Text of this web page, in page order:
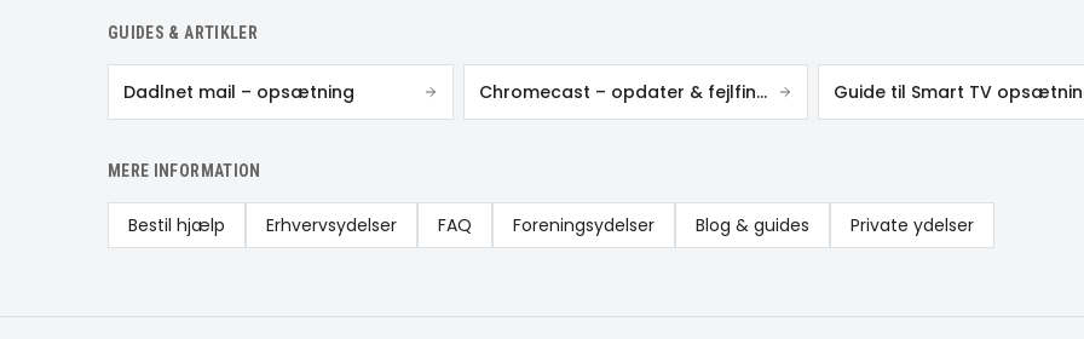
GUIDES & ARTIKLER
Dadlnet mail – opsætning Chromecast – opdater & fejlfinding Guide til Smart TV
MERE INFORMATION
Bestil hjælp Erhvervsydelser FAQ Foreningsydelser Blog & guides Private ydelser